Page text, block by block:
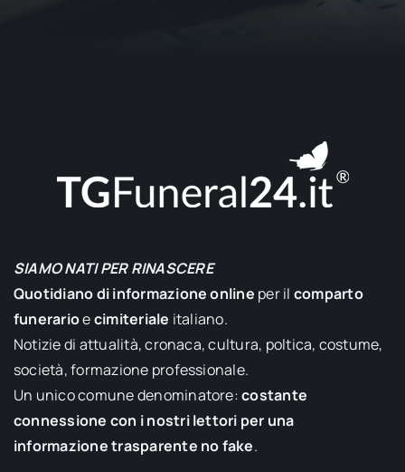
SIAMO NATI PER RINASCERE
Quotidiano di informazione online per il comparto
funerarioecimiteriale italiano.
Notizie di attualità, cronaca, cultura, poltica, costume,
società, formazione professionale.
Un unico comune denominatore:costante
connessione con i nostri lettori per una
informazione trasparente no fake.